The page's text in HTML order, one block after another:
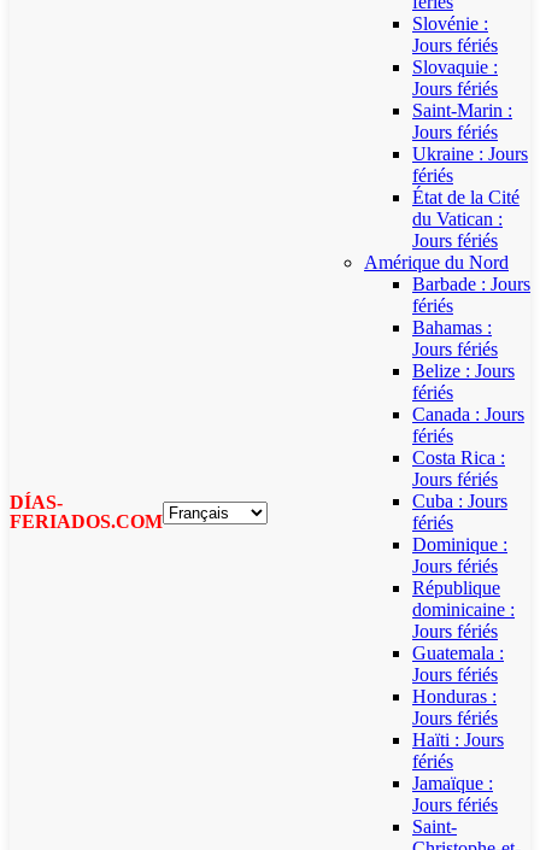
DÍAS-
FERIADOS.COM
Slovénie :
Jours fériés
Slovaquie :
Jours fériés
Saint-Marin :
Jours fériés
Ukraine : Jours
fériés
État de la Cité
du Vatican :
Jours fériés
Amérique du Nord
Barbade : Jours
fériés
Bahamas :
Jours fériés
Belize : Jours
fériés
Canada : Jours
fériés
Costa Rica :
Jours fériés
Cuba : Jours
fériés
Dominique :
Jours fériés
République
dominicaine :
Jours fériés
Guatemala :
Jours fériés
Honduras :
Jours fériés
Haïti : Jours
fériés
Jamaïque :
Jours fériés
Saint-